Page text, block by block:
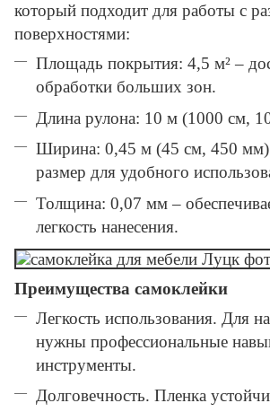
который подходит для работы с
поверхностями:
Площадь покрытия: 4,5 м² –
обработки больших зон.
Длина рулона: 10 м (1000 см,
Ширина: 0,45 м (45 см, 450
размер для удобного
Толщина: 0,07 мм –
легкость нанесения.
Преимущества самоклейки
Легкость использования. Для
нужны профессиональные
инструменты.
Долговечность. Пленка